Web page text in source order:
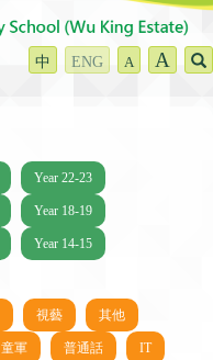
中 ENG A A
Year 22-23
Year 18-19
Year 14-15
視藝 其他
童軍 普通話 IT